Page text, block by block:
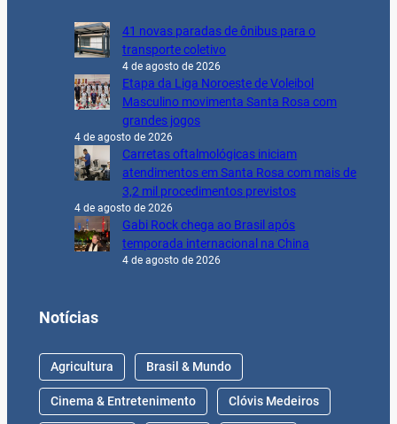
41 novas paradas de ônibus para o
transporte coletivo
4 de agosto de 2026
Etapa da Liga Noroeste de Voleibol
Masculino movimenta Santa Rosa com
grandes jogos
4 de agosto de 2026
Carretas oftalmológicas iniciam
atendimentos em Santa Rosa com mais de
3,2 mil procedimentos previstos
4 de agosto de 2026
Gabi Rock chega ao Brasil após
temporada internacional na China
4 de agosto de 2026
Notícias
Agricultura Brasil & Mundo
Cinema & Entretenimento Clóvis Medeiros